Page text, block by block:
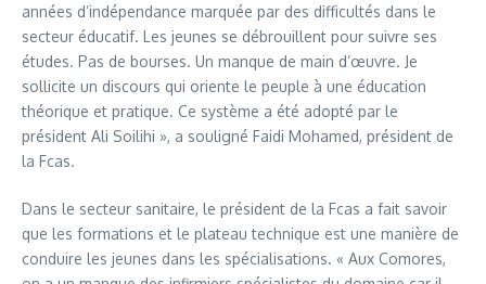
années d’indépendance marquée par des difficultés dans le
secteur éducatif. Les jeunes se débrouillent pour suivre ses
études. Pas de bourses. Un manque de main d’œuvre. Je
sollicite un discours qui oriente le peuple à une éducation
théorique et pratique. Ce système a été adopté par le
président Ali Soilihi », a souligné Faidi Mohamed, président de
la Fcas.
Dans le secteur sanitaire, le président de la Fcas a fait savoir
que les formations et le plateau technique est une manière de
conduire les jeunes dans les spécialisations. « Aux Comores,